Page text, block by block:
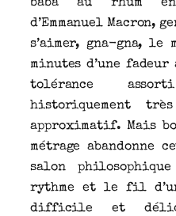
baba au rhum
d’Emmanuel Macron,
s’aimer, gna-gna, le
minutes d’une
tolérance
historiquement
approximatif. Mais
métrage abandonne
salon
rythme et le fil
difficile et